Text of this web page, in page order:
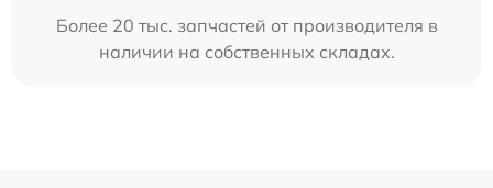
Более 20 тыс. запчастей от производителя в
наличии на собственных складах.